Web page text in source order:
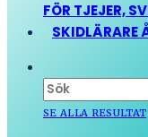
FÖR TJEJER,
SKIDLÄRARE
SE ALLA RESULTAT